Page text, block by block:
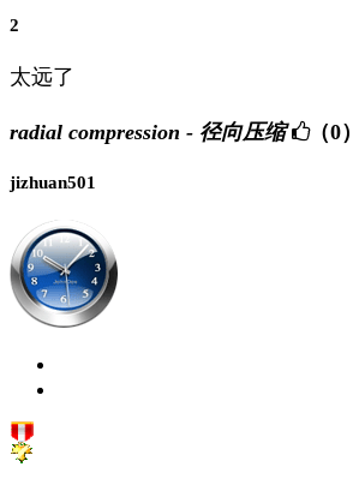
2
太远了
radial compression - 径向压缩 （0）
jizhuan501